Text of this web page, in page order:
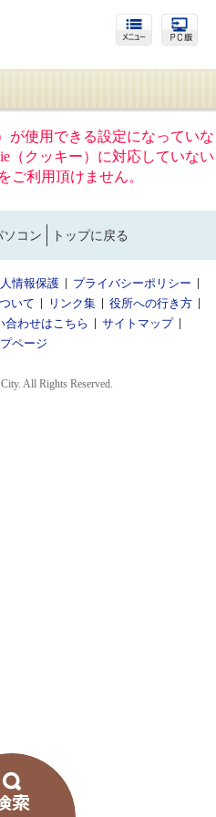
が使用できる設定になっていな
（クッキー）に対応していない
ご利用頂けません。
ソコン トップに戻る
情報保護
プライバシーポリシー
いて リンク集
役所への行き方
合わせはこちら
サイトマップ
ページ
All Rights Reserved.